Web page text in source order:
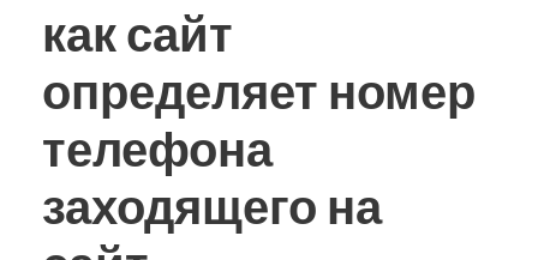
как сайт
определяет номер
телефона
заходящего на